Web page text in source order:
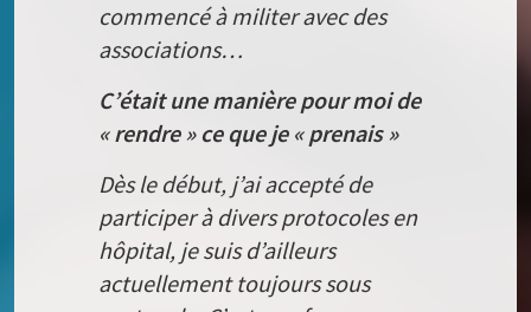
commencé à militer avec des
associations…
C’était une manière pour moi de
« rendre » ce que je « prenais »
Dès le début, j’ai accepté de
participer à divers protocoles en
hôpital, je suis d’ailleurs
actuellement toujours sous